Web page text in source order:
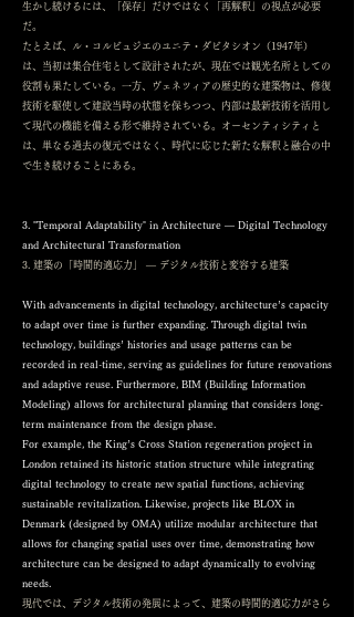
生かし続けるには、「保存」だけではなく「再解釈」の視点が必要
だ。
たとえば、ル・コルビュジエのユニテ・ダビタシオン（1947年）
は、当初は集合住宅として設計されたが、現在では観光名所としての
役割も果たしている。一方、ヴェネツィアの歴史的な建築物は、修復
技術を駆使して建設当時の状態を保ちつつ、内部は最新技術を活用し
て現代の機能を備える形で維持されている。オーセンティシティと
は、単なる過去の復元ではなく、時代に応じた新たな解釈と融合の中
で生き続けることにある。
3. "Temporal Adaptability" in Architecture — Digital Technology
and Architectural Transformation
3. 建築の「時間的適応力」 ― デジタル技術と変容する建築
With advancements in digital technology, architecture’s capacity
to adapt over time is further expanding. Through digital twin
technology, buildings’ histories and usage patterns can be
recorded in real-time, serving as guidelines for future renovations
and adaptive reuse. Furthermore, BIM (Building Information
Modeling) allows for architectural planning that considers long-
term maintenance from the design phase.
For example, the King’s Cross Station regeneration project in
London retained its historic station structure while integrating
digital technology to create new spatial functions, achieving
sustainable revitalization. Likewise, projects like BLOX in
Denmark (designed by OMA) utilize modular architecture that
allows for changing spatial uses over time, demonstrating how
architecture can be designed to adapt dynamically to evolving
needs.
現代では、デジタル技術の発展によって、建築の時間的適応力がさら